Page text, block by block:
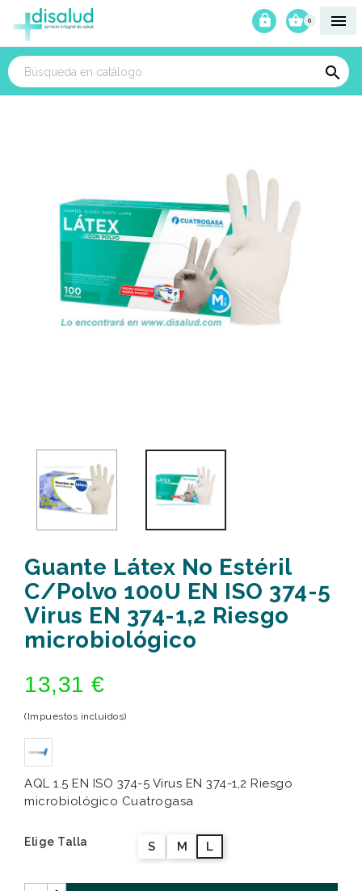

0



Guante Látex No Estéril
C/Polvo 100U EN ISO 374-5
Virus EN 374-1,2 Riesgo
microbiológico
13,31 €
(Impuestos incluidos)
AQL 1.5 EN ISO 374-5 Virus EN 374-1,2 Riesgo
microbiológico Cuatrogasa
Elige Talla S M L